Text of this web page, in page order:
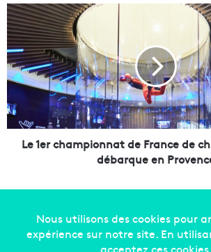
t
i
f
p
o
u
r
f
a
L
e
1
e
r
c
h
a
m
n
Le 1er championnat de France de
débarque en
Copyright © 2014-2022Made in